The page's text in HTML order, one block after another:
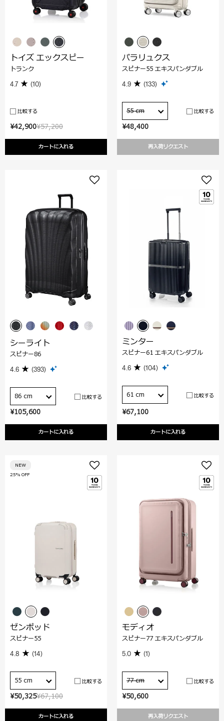
¥57,200
¥42,900
カートに入れる
トイズ エックスピー
トランク
4.7 (10)
比較する
¥48,400
再入荷リクエスト
パラリュクス
スピナー55 エキスパンダブル
4.9 (133)
55 cm 比較する
¥105,600
カートに入れる
シーライト
スピナー86
4.6 (393)
86 cm 比較する
¥67,100
カートに入れる
ミンター
スピナー61 エキスパンダブル
4.6 (104)
61 cm 比較する
¥67,100
¥50,325
カートに入れる
25% OFF
NEW
ゼンポッド
スピナー55
4.8 (14)
55 cm 比較する
¥50,600
再入荷リクエスト
モディオ
スピナー77 エキスパンダブル
5.0 (1)
77 cm 比較する